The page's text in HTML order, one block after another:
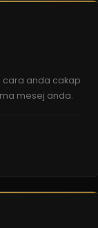
cara anda cakap
mesej anda.